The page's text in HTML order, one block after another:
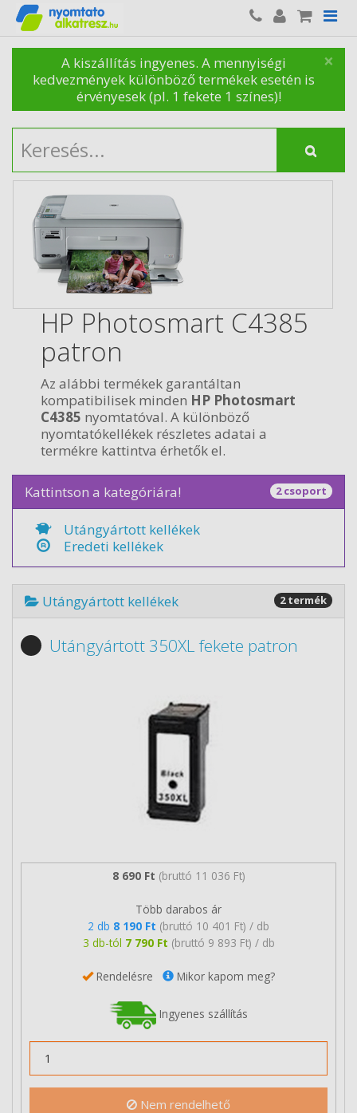
×
A kiszállítás ingyenes. A mennyiségi
kedvezmények különböző termékek esetén is
érvényesek (pl. 1 fekete 1 színes)!
HP Photosmart C4385
patron
Az alábbi termékek garantáltan
kompatibilisek minden HP Photosmart
C4385 nyomtatóval. A különböző
nyomtatókellékek részletes adatai a
termékre kattintva érhetők el.
Kattintson a kategóriára! 2 csoport
Utángyártott kellékek
Eredeti kellékek
Utángyártott kellékek 2 termék
Utángyártott 350XL fekete patron
8 690 Ft (bruttó 11 036 Ft)
Több darabos ár
2 db 8 190 Ft (bruttó 10 401 Ft) / db
3 db-tól 7 790 Ft (bruttó 9 893 Ft) / db
Rendelésre Mikor kapom meg?
Ingyenes szállítás
Nem rendelhető